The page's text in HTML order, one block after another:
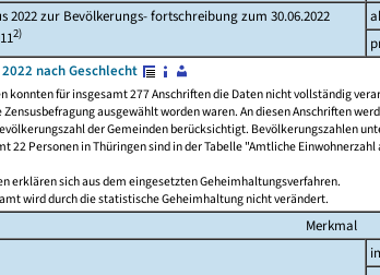
2022 zur Bevölkerungs- fortschreibung zum 30.06.2022
2)
nach Geschlecht
konnten für insgesamt 277 Anschriften die Daten nicht vollständig
ausgewählt worden waren. An diesen Anschriften
der Gemeinden berücksichtigt. Bevölkerungszahlen
22 Personen in Thüringen sind in der Tabelle "Amtliche
erklären sich aus dem eingesetzten Geheimhaltungsverfahren.
wird durch die statistische Geheimhaltung nicht verändert.
Merkmal